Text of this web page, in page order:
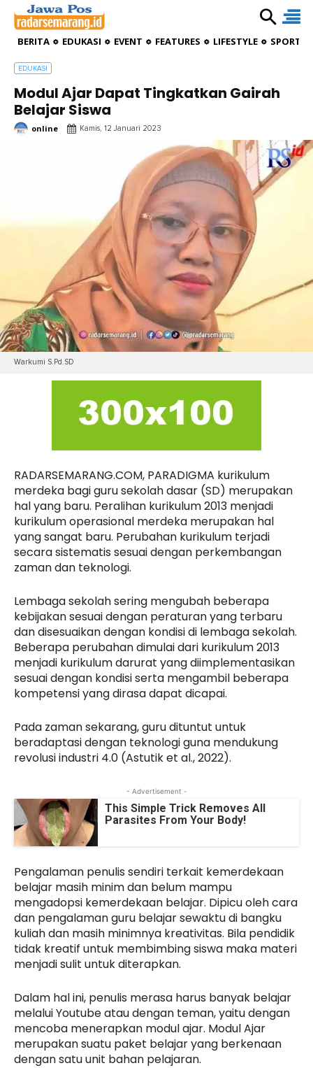
BERITA EDUKASI EVENT FEATURES LIFESTYLE
EDUKASI
Modul Ajar Dapat Tingkatkan Gairah
Belajar Siswa
online Kamis, 12 Januari 2023
Warkumi S.Pd.SD
RADARSEMARANG.COM, PARADIGMA kurikulum
merdeka bagi guru sekolah dasar (SD) merupakan
hal yang baru. Peralihan kurikulum 2013 menjadi
kurikulum operasional merdeka merupakan hal
yang sangat baru. Perubahan kurikulum terjadi
secara sistematis sesuai dengan perkembangan
zaman dan teknologi.
Lembaga sekolah sering mengubah beberapa
kebijakan sesuai dengan peraturan yang terbaru
dan disesuaikan dengan kondisi di lembaga sekolah.
Beberapa perubahan dimulai dari kurikulum 2013
menjadi kurikulum darurat yang diimplementasikan
sesuai dengan kondisi serta mengambil beberapa
kompetensi yang dirasa dapat dicapai.
Pada zaman sekarang, guru dituntut untuk
beradaptasi dengan teknologi guna mendukung
revolusi industri 4.0 (Astutik et al., 2022).
- Advertisement -
This Simple Trick Removes All
Parasites From Your Body!
Pengalaman penulis sendiri terkait kemerdekaan
belajar masih minim dan belum mampu
mengadopsi kemerdekaan belajar. Dipicu oleh cara
dan pengalaman guru belajar sewaktu di bangku
kuliah dan masih minimnya kreativitas. Bila pendidik
tidak kreatif untuk membimbing siswa maka materi
menjadi sulit untuk diterapkan.
Dalam hal ini, penulis merasa harus banyak belajar
melalui Youtube atau dengan teman, yaitu dengan
mencoba menerapkan modul ajar. Modul Ajar
merupakan suatu paket belajar yang berkenaan
dengan satu unit bahan pelajaran.